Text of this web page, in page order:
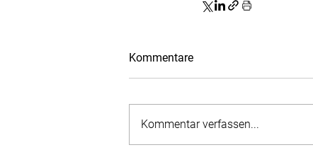
Kommentare
Kommentar verfassen...